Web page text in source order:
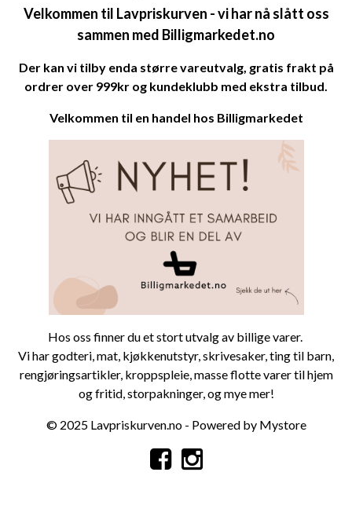
Velkommen til Lavpriskurven - vi har nå slått oss
sammen med Billigmarkedet.no
Der kan vi tilby enda større vareutvalg, gratis frakt på
ordrer over 999kr og kundeklubb med ekstra tilbud.
Velkommen til en handel hos Billigmarkedet
Hos oss finner du et stort utvalg av billige varer.
Vi hargodteri,mat, kjøkkenutstyr,skrivesaker,ting til barn,
rengjøringsartikler, kroppspleie, masse flotte varer tilhjem
og fritid,storpakninger, og mye mer!
© 2025 Lavpriskurven.no - Powered by Mystore